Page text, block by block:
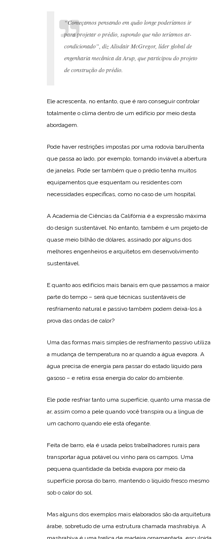
“Começamos pensando em quão longe poderíamos ir
para projetar o prédio, supondo que não teríamos ar-
condicionado”, diz Alisdair McGregor, líder global de
engenharia mecânica da Arup, que participou do projeto
de construção do prédio.
Ele acrescenta, no entanto, que é raro conseguir controlar
totalmente o clima dentro de um edifício por meio desta
abordagem.
Pode haver restrições impostas por uma rodovia barulhenta
que passa ao lado, por exemplo, tornando inviável a abertura
de janelas. Pode ser também que o prédio tenha muitos
equipamentos que esquentam ou residentes com
necessidades específicas, como no caso de um hospital.
A Academia de Ciências da Califórnia é a expressão máxima
do design sustentável. No entanto, também é um projeto de
quase meio bilhão de dólares, assinado por alguns dos
melhores engenheiros e arquitetos em desenvolvimento
sustentável.
E quanto aos edifícios mais banais em que passamos a maior
parte do tempo – será que técnicas sustentáveis de
resfriamento natural e passivo também podem deixá-los à
prova das ondas de calor?
Uma das formas mais simples de resfriamento passivo utiliza
a mudança de temperatura no ar quando a água evapora. A
água precisa de energia para passar do estado líquido para
gasoso – e retira essa energia do calor do ambiente.
Ele pode resfriar tanto uma superfície, quanto uma massa de
ar, assim como a pele quando você transpira ou a língua de
um cachorro quando ele está ofegante.
Feita de barro, ela é usada pelos trabalhadores rurais para
transportar água potável ou vinho para os campos. Uma
pequena quantidade da bebida evapora por meio da
superfície porosa do barro, mantendo o líquido fresco mesmo
sob o calor do sol.
Mas alguns dos exemplos mais elaborados são da arquitetura
árabe, sobretudo de uma estrutura chamada mashrabiya. A